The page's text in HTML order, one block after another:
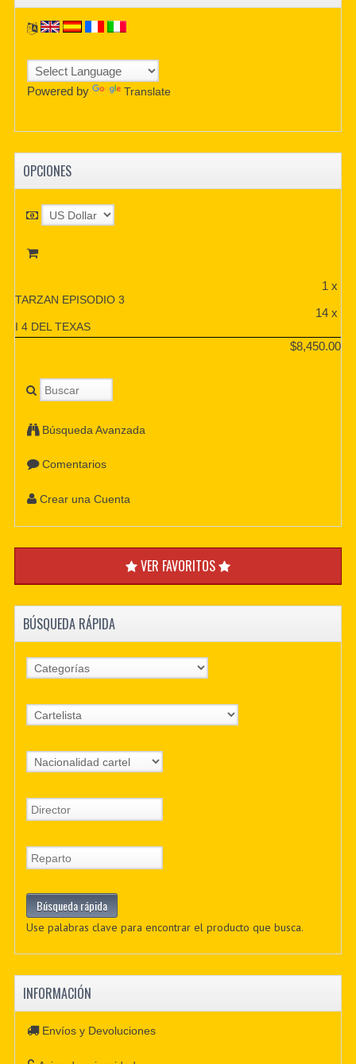
Powered by Translate
OPCIONES
1 x
TARZAN EPISODIO 3
14 x
I 4 DEL TEXAS
$8,450.00
Búsqueda Avanzada
Comentarios
Crear una Cuenta
VER FAVORITOS
BÚSQUEDA RÁPIDA
Use palabras clave para encontrar el producto que busca.
INFORMACIÓN
Envíos y Devoluciones